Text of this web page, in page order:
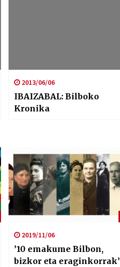
2013/06/06
IBAIZABAL: Bilboko
Kronika
2019/11/06
’10 emakume Bilbon,
bizkor eta eraginkorrak’